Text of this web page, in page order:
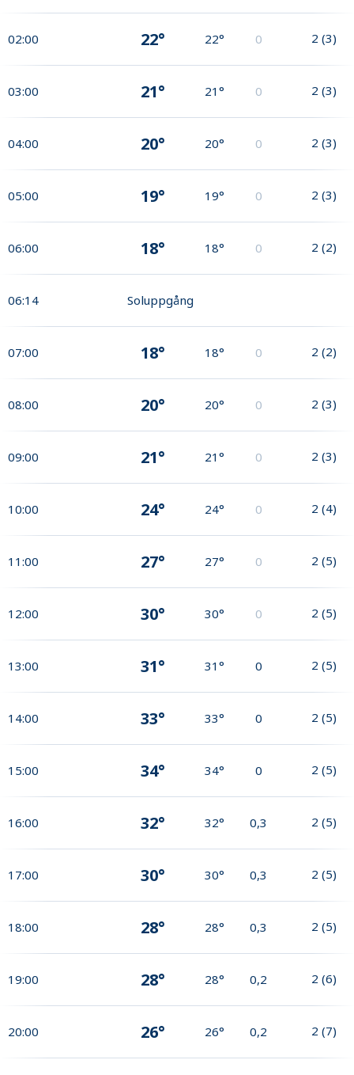
02:00 22° 22° 0 2 (3)
03:00 21° 21° 0 2 (3)
04:00 20° 20° 0 2 (3)
05:00 19° 19° 0 2 (3)
06:00 18° 18° 0 2 (2)
06:14 Soluppgång
07:00 18° 18° 0 2 (2)
08:00 20° 20° 0 2 (3)
09:00 21° 21° 0 2 (3)
10:00 24° 24° 0 2 (4)
11:00 27° 27° 0 2 (5)
12:00 30° 30° 0 2 (5)
13:00 31° 31° 0 2 (5)
14:00 33° 33° 0 2 (5)
15:00 34° 34° 0 2 (5)
16:00 32° 32° 0,3 2 (5)
17:00 30° 30° 0,3 2 (5)
18:00 28° 28° 0,3 2 (5)
19:00 28° 28° 0,2 2 (6)
20:00 26° 26° 0,2 2 (7)